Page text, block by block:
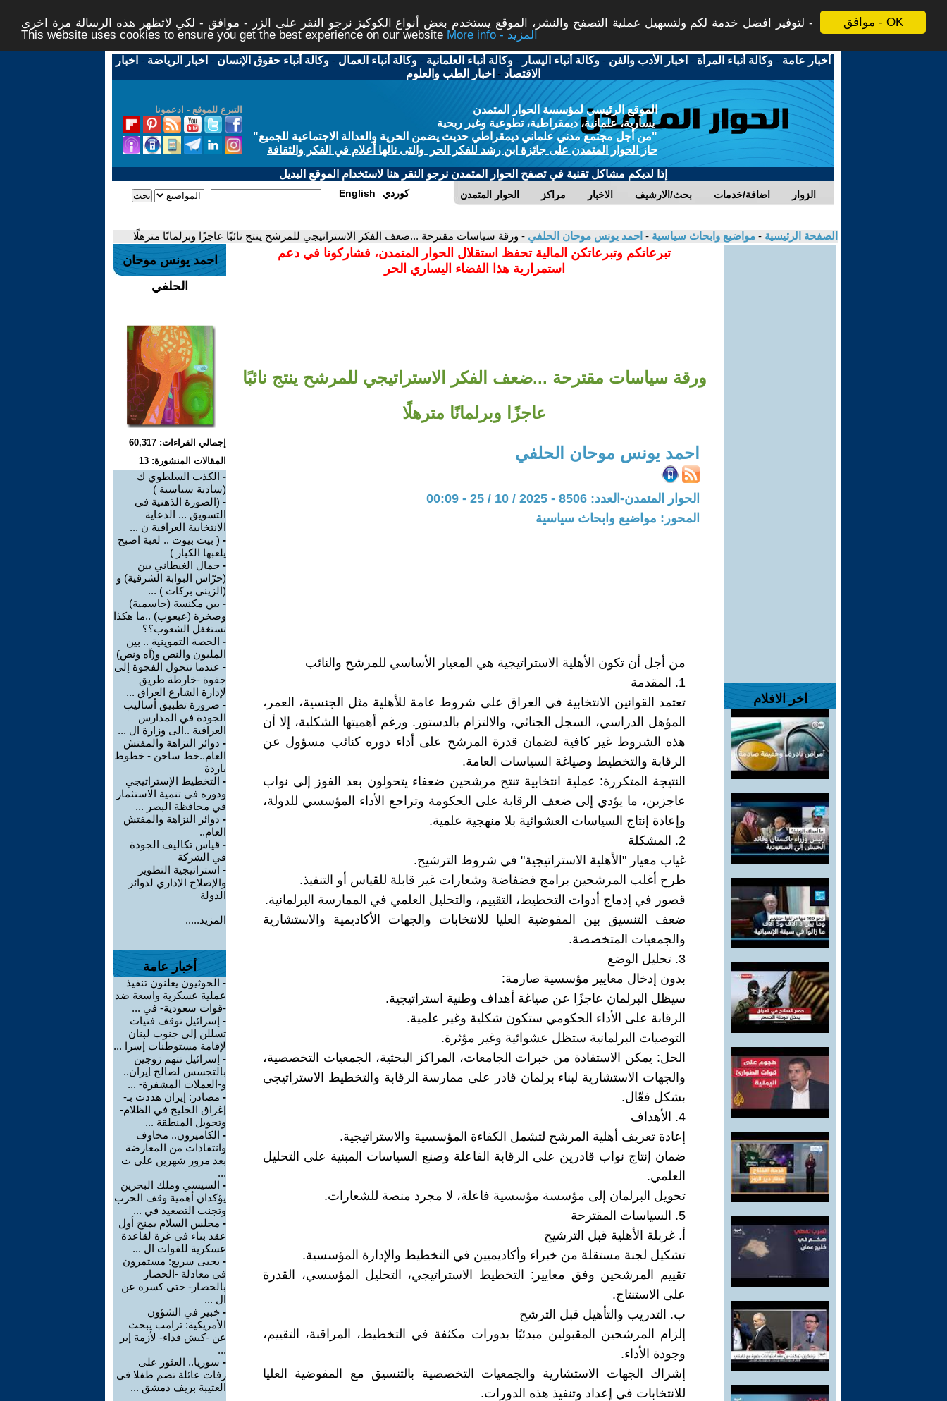
موافق - OK
لتوفير افضل خدمة لكم ولتسهيل عملية التصفح والنشر، الموقع يستخدم بعض أنواع الكوكيز نرجو النقر على الزر - موافق - لكي لاتظهر هذه الرسالة مرة اخرى -
This website uses cookies to ensure you get the best experience on our website
More info - المزيد
أخبار عامة -وكالة أنباء المرأة - اخبار الأدب والفن -وكالة أنباء اليسار -وكالة أنباء العلمانية -وكالة أنباء العمال -وكالة أنباء حقوق الإنسان - اخبار الرياضة - اخبار
الاقتصاد - اخبار الطب والعلوم
التبرع للموقع - ادعمونا
الموقع الرئيسي لمؤسسة الحوار المتمدن
يسارية، علمانية، ديمقراطية، تطوعية وغير ربحية
"من أجل مجتمع مدني علماني ديمقراطي حديث يضمن الحرية والعدالة الاجتماعية للجميع"
حاز الحوار المتمدن على جائزة ابن رشد للفكر الحر والتى نالها أعلام في الفكر والثقافة
إذا لديكم مشاكل تقنية في تصفح الحوار المتمدن نرجو النقر هنا لاستخدام الموقع البديل
الحوار المتمدن مراكز الاخبار بحث/الارشيف اضافة/خدمات الزوار English كوردي
الصفحة الرئيسية - مواضيع وابحاث سياسية - احمد يونس موحان الحلفي - ورقة سياسات مقترحة ...ضعف الفكر الاستراتيجي للمرشح ينتج نائبًا عاجزًا وبرلمانًا مترهلًا
اخر الافلام
تبرعاتكم وتبرعاتكن المالية تحفظ استقلال الحوار المتمدن، فشاركونا في دعم
استمرارية هذا الفضاء اليساري الحر
ورقة سياسات مقترحة ...ضعف الفكر الاستراتيجي للمرشح ينتج نائبًا
عاجزًا وبرلمانًا مترهلًا
احمد يونس موحان الحلفي
الحوار المتمدن-العدد: 8506 - 2025 / 10 / 25 - 00:09
المحور: مواضيع وابحاث سياسية
من أجل أن تكون الأهلية الاستراتيجية هي المعيار الأساسي للمرشح والنائب
1. المقدمة
تعتمد القوانين الانتخابية في العراق على شروط عامة للأهلية مثل الجنسية، العمر،
المؤهل الدراسي، السجل الجنائي، والالتزام بالدستور. ورغم أهميتها الشكلية، إلا أن
هذه الشروط غير كافية لضمان قدرة المرشح على أداء دوره كنائب مسؤول عن
الرقابة والتخطيط وصياغة السياسات العامة.
النتيجة المتكررة: عملية انتخابية تنتج مرشحين ضعفاء يتحولون بعد الفوز إلى نواب
عاجزين، ما يؤدي إلى ضعف الرقابة على الحكومة وتراجع الأداء المؤسسي للدولة،
وإعادة إنتاج السياسات العشوائية بلا منهجية علمية.
2. المشكلة
غياب معيار "الأهلية الاستراتيجية" في شروط الترشيح.
طرح أغلب المرشحين برامج فضفاضة وشعارات غير قابلة للقياس أو التنفيذ.
قصور في إدماج أدوات التخطيط، التقييم، والتحليل العلمي في الممارسة البرلمانية.
ضعف التنسيق بين المفوضية العليا للانتخابات والجهات الأكاديمية والاستشارية
والجمعيات المتخصصة.
3. تحليل الوضع
بدون إدخال معايير مؤسسية صارمة:
سيظل البرلمان عاجزًا عن صياغة أهداف وطنية استراتيجية.
الرقابة على الأداء الحكومي ستكون شكلية وغير علمية.
التوصيات البرلمانية ستظل عشوائية وغير مؤثرة.
الحل: يمكن الاستفادة من خبرات الجامعات، المراكز البحثية، الجمعيات التخصصية،
والجهات الاستشارية لبناء برلمان قادر على ممارسة الرقابة والتخطيط الاستراتيجي
بشكل فعّال.
4. الأهداف
إعادة تعريف أهلية المرشح لتشمل الكفاءة المؤسسية والاستراتيجية.
ضمان إنتاج نواب قادرين على الرقابة الفاعلة وصنع السياسات المبنية على التحليل
العلمي.
تحويل البرلمان إلى مؤسسة مؤسسية فاعلة، لا مجرد منصة للشعارات.
5. السياسات المقترحة
أ. غربلة الأهلية قبل الترشيح
تشكيل لجنة مستقلة من خبراء وأكاديميين في التخطيط والإدارة المؤسسية.
تقييم المرشحين وفق معايير: التخطيط الاستراتيجي، التحليل المؤسسي، القدرة
على الاستنتاج.
ب. التدريب والتأهيل قبل الترشح
إلزام المرشحين المقبولين مبدئيًا بدورات مكثفة في التخطيط، المراقبة، التقييم،
وجودة الأداء.
إشراك الجهات الاستشارية والجمعيات التخصصية بالتنسيق مع المفوضية العليا
للانتخابات في إعداد وتنفيذ هذه الدورات.
احمد يونس موحان
الحلفي
إجمالي القراءات: 60,317
المقالات المنشورة: 13
- الكذب السلطوي ك
(سادية سياسية )‏
- (الصورة الذهنية في
التسويق ... الدعاية
الانتخابية العراقية ن ...
- ( بيت بيوت .. لعبة اصبح
يلعبها الكبار )
- جمال الغيطاني بين
(حرّاس البوابة الشرقية) و
(الزيني بركات ) ...
- بين مكنسة (جاسمية)
وصخرة (عبعوب) ..ما هكذا
تستغفل الشعوب؟؟
- الحصة التموينية .. بين
المليون والنص و(آه ونص)
- عندما تتحول الفجوة إلى
جفوة -خارطة طريق
لإدارة الشارع العراق ...
- ضرورة تطبيق أساليب
الجودة في المدارس
العراقية ..الى وزارة ال ...
- دوائر النزاهة والمفتش
العام..خط ساخن - خطوط
باردة
- التخطيط الإستراتيجي
ودوره في تنمية الاستثمار
في محافظة البصر ...
- دوائر النزاهة والمفتش
العام..
- قياس تكاليف الجودة
في الشركة
- استراتيجية التطوير
والإصلاح الإداري لدوائر
الدولة
المزيد.....
أخبار عامة
- الحوثيون يعلنون تنفيذ
عملية عسكرية واسعة ضد
-قوات سعودية- في ...
- إسرائيل توقف فتيات
تسللن إلى جنوب لبنان
لإقامة مستوطنات إسرا ...
- إسرائيل تتهم زوجين
بالتجسس لصالح إيران..
و-العملات المشفرة- ...
- مصادر: إيران هددت بـ-
إغراق الخليج في الظلام-
وتحويل المنطقة ...
- الكاميرون.. مخاوف
وانتقادات من المعارضة
بعد مرور شهرين على ت
...
- السيسي وملك البحرين
يؤكدان أهمية وقف الحرب
وتجنب التصعيد في ...
- مجلس السلام يمنح أول
عقد بناء في غزة لقاعدة
عسكرية للقوات ال ...
- يحيى سريع: مستمرون
في معادلة -الحصار
بالحصار- حتى كسره عن
ال ...
- خبير في الشؤون
الأمريكية: ترامب يبحث
عن -كبش فداء- لأزمة إير
...
- سوريا.. العثور على
رفات عائلة تضم طفلا في
العتيبة بريف دمشق ...